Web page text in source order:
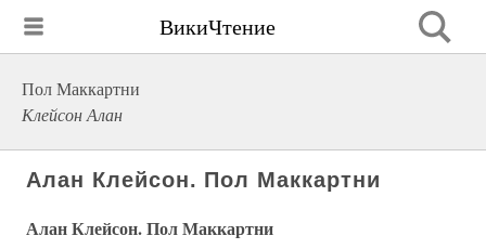
ВикиЧтение
Пол Маккартни
Клейсон Алан
Алан Клейсон. Пол Маккартни
Алан Клейсон. Пол Маккартни